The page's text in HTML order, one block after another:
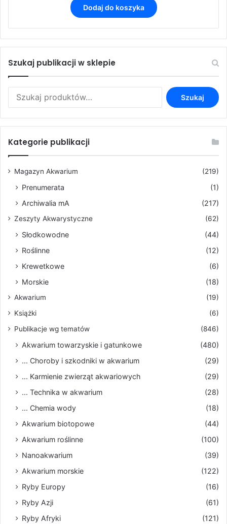
Dodaj do koszyka
Szukaj publikacji w sklepie
Szukaj
Kategorie publikacji
Magazyn Akwarium (219)
Prenumerata
(1)
Archiwalia mA
(217)
Zeszyty Akwarystyczne (62)
Słodkowodne
(44)
Roślinne
(12)
Krewetkowe
(6)
Morskie
(18)
Akwarium
(19)
Książki
(6)
Publikacje wg tematów
(846)
Akwarium towarzyskie i gatunkowe
(480)
... Choroby i szkodniki w akwarium
(29)
... Karmienie zwierząt akwariowych
(29)
... Technika w akwarium
(28)
... Chemia wody
(18)
Akwarium biotopowe
(44)
Akwarium roślinne
(100)
Nanoakwarium
(39)
Akwarium morskie
(122)
Ryby Europy
(16)
Ryby Azji
(61)
Ryby Afryki
(121)